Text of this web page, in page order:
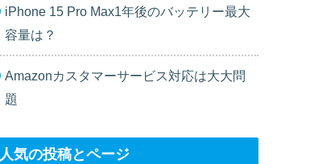
iPhone 15 Pro Max1年後のバッテリー最大
容量は？
Amazonカスタマーサービス対応は大大問
題
人気の投稿とページ